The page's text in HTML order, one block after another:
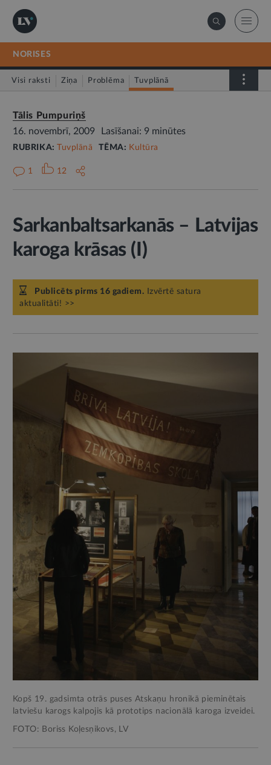
NORISES
Visi raksti Ziņa Problēma Tuvplānā
Tālis Pumpuriņš
16. novembrī, 2009
Lasīšanai: 9 minūtes
RUBRIKA: Tuvplānā TĒMA: Kultūra
1 12
Sarkanbaltsarkanās – Latvijas
karoga krāsas (I)
Publicēts pirms 16 gadiem. Izvērtē satura
aktualitāti! >>
Kopš 19. gadsimta otrās puses Atskaņu hronikā pieminētais
latviešu karogs kalpojis kā prototips nacionālā karoga izveidei.
FOTO: Boriss Koļesņikovs, LV